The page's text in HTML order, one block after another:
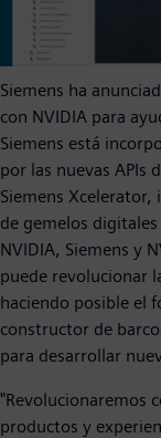
Siemens ha
con NVIDIA para
Siemens está
por las nuevas APIs
Siemens
de gemelos digitales
NVIDIA, Siemens y
puede revolucionar
haciendo posible el
constructor de
para desarrollar
"Revolucionaremos
productos y